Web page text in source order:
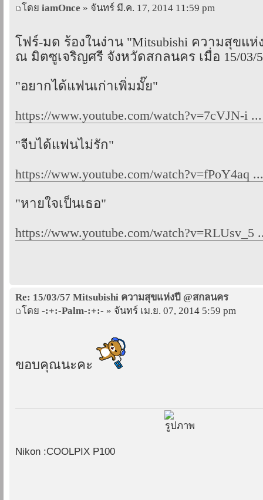
โดย iamOnce » จันทร์ มี.ค. 17, 2014 11:59 pm
โฟร์-มด ร้องในง่าน "Mitsubishi ความสุขแห่
ณ มิตซูเจริญศรี จังหวัดสกลนคร เมื่อ 15/03/
"อยากได้แฟนเก่าเพิ่มมั๊ย"
https://www.youtube.com/watch?v=7cVJN-i
"จีบได้แฟนไม่รัก"
https://www.youtube.com/watch?v=fPoY4aq
"หายใจเป็นเธอ"
https://www.youtube.com/watch?v=RLUsv_5
Re: 15/03/57 Mitsubishi ความสุขแห่งปี @สกลนคร
โดย -:+:-Palm-:+:- » จันทร์ เม.ย. 07, 2014 5:59 pm
ขอบคุณนะคะ
Nikon :COOLPIX P100